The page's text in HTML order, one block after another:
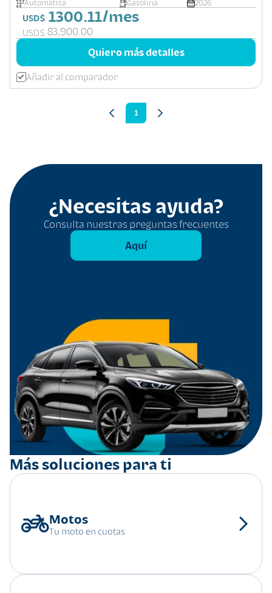
Automática
Gasolina 2026
USD$ 1300.11/mes
USD$ 83,900.00
Quiero más detalles
Añadir al comparador
1
¿Necesitas ayuda?
Consulta nuestras preguntas frecuentes
Aquí
Más soluciones para ti
Tu moto en cuotas